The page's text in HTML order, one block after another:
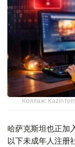
Коллаж:
哈萨克斯坦也正加
以下未成年人注册